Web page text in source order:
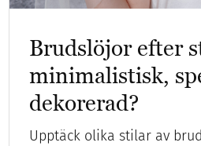
Brudslöjor efter
minimalistisk,
dekorerad?
Upptäck olika stilar av